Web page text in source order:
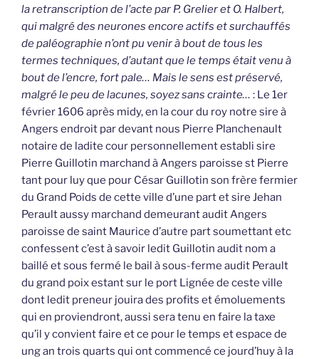
la retranscription de l’acte par P. Grelier et O. Halbert,
qui malgré des neurones encore actifs et surchauffés
de paléographie n’ont pu venir à bout de tous les
termes techniques, d’autant que le temps était venu à
bout de l’encre, fort pale… Mais le sens est préservé,
malgré le peu de lacunes, soyez sans crainte… : Le 1er
février 1606 après midy, en la cour du roy notre sire à
Angers endroit par devant nous Pierre Planchenault
notaire de ladite cour personnellement establi sire
Pierre Guillotin marchand à Angers paroisse st Pierre
tant pour luy que pour César Guillotin son frère fermier
du Grand Poids de cette ville d’une part et sire Jehan
Perault aussy marchand demeurant audit Angers
paroisse de saint Maurice d’autre part soumettant etc
confessent c’est à savoir ledit Guillotin audit nom a
baillé et sous fermé le bail à sous-ferme audit Perault
du grand poix estant sur le port Lignée de ceste ville
dont ledit preneur jouira des profits et émoluements
qui en proviendront, aussi sera tenu en faire la taxe
qu’il y convient faire et ce pour le temps et espace de
ung an trois quarts qui ont commencé ce jourd’huy à la